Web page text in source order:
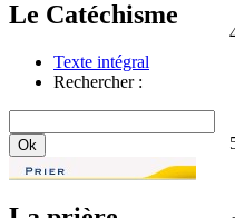
Le Catéchisme
Texte intégral
Rechercher :